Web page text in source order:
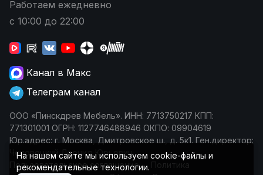
Работаем ежедневно
с 10:00 до 22:00
Канал в Макс
Телеграм канал
ООО «Пинскдрев Мебель». ИНН: 7713750217 КПП:
771301001 ОГРН: 1127746488946 ОКПО: 09904619
Юр.адрес: г. Москва, Дмитровское ш., д. 5к1. Ген.директор:
Чеповецкий Леонид Юрьевич
Пользовательское соглашение
Политика
На нашем сайте мы используем cookie-файлы и
рекомендательные технологии.